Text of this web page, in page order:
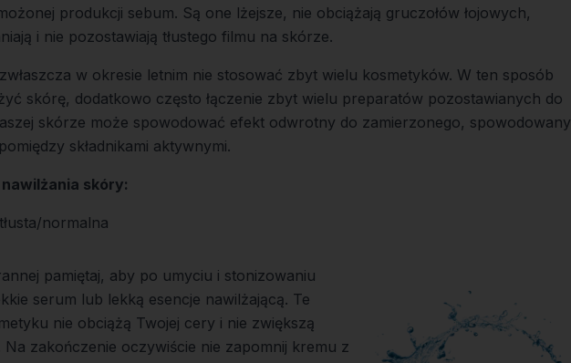
produkcji sebum. Są one lżejsze, nie obciążają gruczołów łojowych,
i nie pozostawiają tłustego filmu na skórze.
w okresie letnim nie stosować zbyt wielu kosmetyków. W ten sposób
skórę, dodatkowo często łączenie zbyt wielu preparatów pozostawianych do
skórze może spowodować efekt odwrotny do zamierzonego, spowodowany
składnikami aktywnymi.
skóry:
normalna
pamiętaj, aby po umyciu i stonizowaniu
serum lub lekką esencje nawilżającą. Te
nie obciążą Twojej cery i nie zwiększą
Na zakończenie oczywiście nie zapomnij kremu z